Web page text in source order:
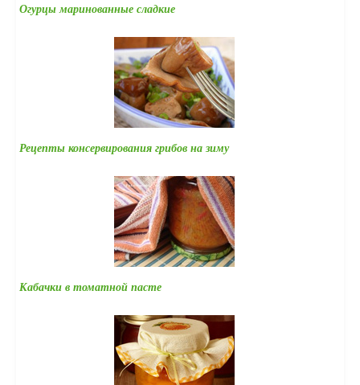
Огурцы маринованные сладкие
Рецепты консервирования грибов на зиму
Кабачки в томатной пасте